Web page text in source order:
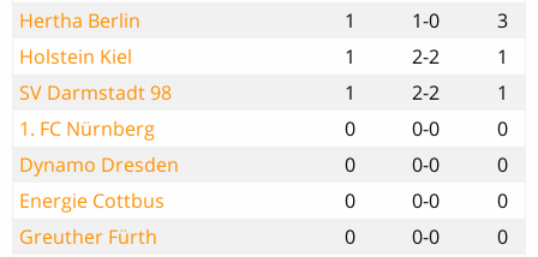
Hertha Berlin
1 1-0
3
Holstein Kiel
1 2-2
1
SV Darmstadt 98
1 2-2
1
1. FC Nürnberg
0 0-0
0
Dynamo Dresden
0 0-0
0
Energie Cottbus
0 0-0
0
Greuther Fürth
0 0-0
0